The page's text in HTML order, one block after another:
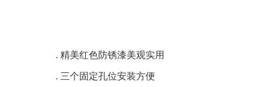
. 精美红色防锈漆美观实用
. 三个固定孔位安装方便